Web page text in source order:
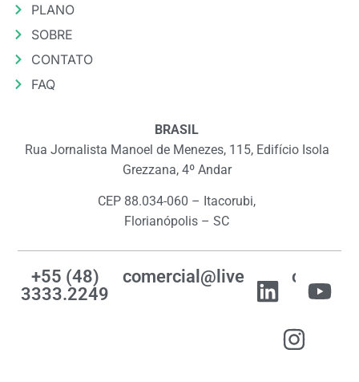
PLANO
SOBRE
CONTATO
FAQ
BRASIL
Rua Jornalista Manoel de Menezes, 115, Edifício Isola
Grezzana, 4º Andar
CEP 88.034-060 – Itacorubi,
Florianópolis – SC
+55 (48)
3333.2249
comercial@livemes.com